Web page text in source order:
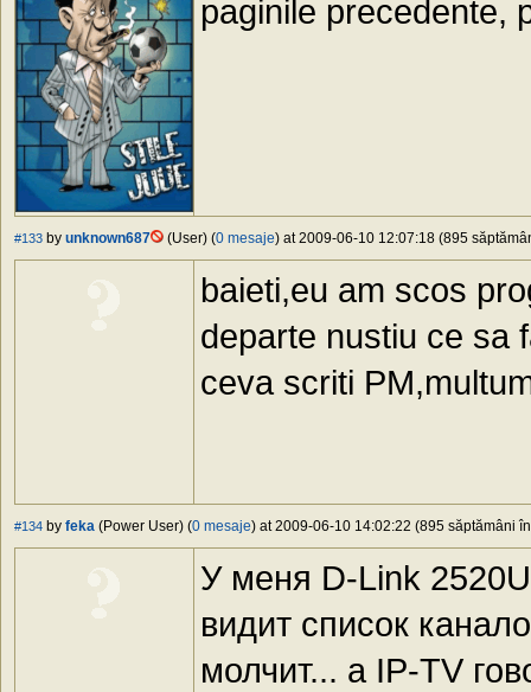
paginile precedente,
#133 by unknown687 (User) (0 mesaje) at 2009-06-10 12:07:18 (895
baieti,eu am scos
departe nustiu ce sa
ceva scriti
#134 by feka (Power User) (0 mesaje) at 2009-06-10 14:02:22 (895 săptămâni
У меня D-Link
видит список
молчит... а IP-TV